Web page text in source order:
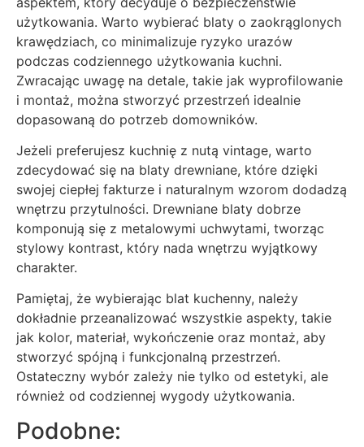
użytkowania. Warto wybierać blaty o zaokrąglonych
krawędziach, co minimalizuje ryzyko urazów
podczas codziennego użytkowania kuchni.
Zwracając uwagę na detale, takie jak wyprofilowanie
i montaż, można stworzyć przestrzeń idealnie
dopasowaną do potrzeb domowników.
Jeżeli preferujesz kuchnię z nutą vintage, warto
zdecydować się na blaty drewniane, które dzięki
swojej ciepłej fakturze i naturalnym wzorom dodadzą
wnętrzu przytulności. Drewniane blaty dobrze
komponują się z metalowymi uchwytami, tworząc
stylowy kontrast, który nada wnętrzu wyjątkowy
charakter.
Pamiętaj, że wybierając blat kuchenny, należy
dokładnie przeanalizować wszystkie aspekty, takie
jak kolor, materiał, wykończenie oraz montaż, aby
stworzyć spójną i funkcjonalną przestrzeń.
Ostateczny wybór zależy nie tylko od estetyki, ale
również od codziennej wygody użytkowania.
Podobne: